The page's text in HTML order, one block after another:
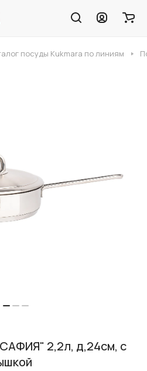
посуды Kukmara по линиям
2,2л, д,24см, с